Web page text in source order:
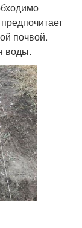
почвой.
воды.